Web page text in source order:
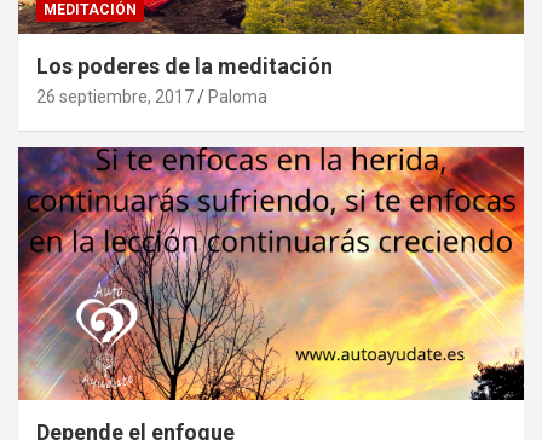
MEDITACIÓN
Los poderes de la meditación
26 septiembre, 2017 Paloma
Depende el enfoque